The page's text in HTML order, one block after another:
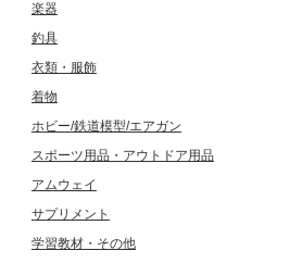
楽器
釣具
衣類・服飾
着物
ホビー/鉄道模型/エアガン
スポーツ用品・アウトドア用品
アムウェイ
サプリメント
学習教材・その他